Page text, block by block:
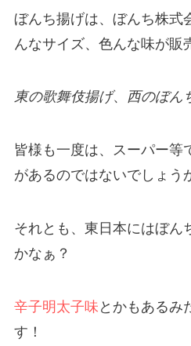
ぼんち揚げは、ぼんち株式
んなサイズ、色んな味が販
東の歌舞伎揚げ、 西のぼん
皆様も一度は、スーパー等
があるのではないでしょう
それとも、東日本にはぼん
かなぁ？
辛子明太子味 とかもあるみ
す！